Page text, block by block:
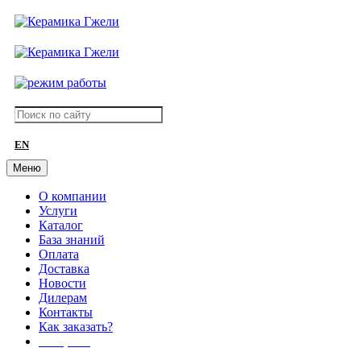
EN
Меню
О компании
Услуги
Каталог
База знаний
Оплата
Доставка
Новости
Дилерам
Контакты
Как заказать?